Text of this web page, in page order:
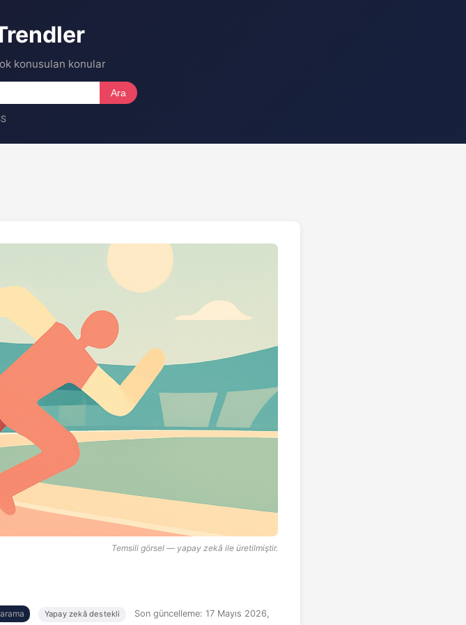
konusulan konular
Ara
Temsili görsel — yapay zekâ ile üretilmiştir.
Yapay zekâ destekli Son güncelleme:17 Mayıs 2026,